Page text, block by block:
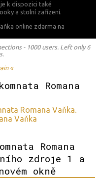
k dispozici také
a stolní zařízení.
online zdarma na
- 1000 users. Left only 6
«
Romana
Romana Vaňka.
Vaňka
Romana
zdroje 1 a
okně